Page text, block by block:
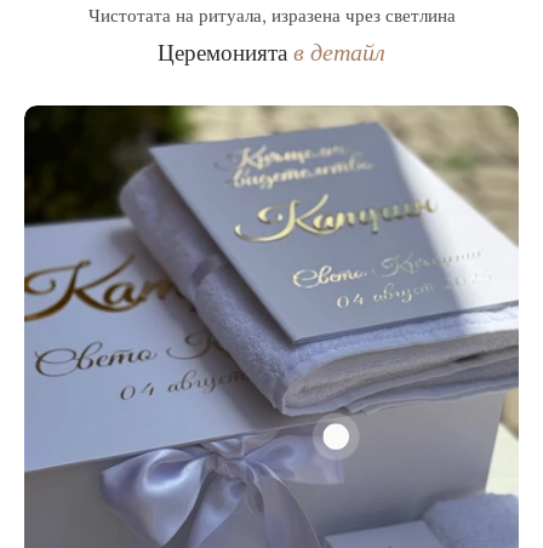
Чистотата на ритуала, изразена чрез светлина
Церемонията в детайл